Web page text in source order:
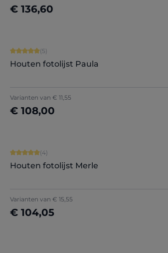
€ 136,60
Nu configureren
Gemiddelde waardering van 5 van 5 sterren
(5)
Houten fotolijst Paula
Varianten van € 11,55
€ 108,00
Nu configureren
Gemiddelde waardering van 5 van 5 sterren
(4)
Houten fotolijst Merle
Varianten van € 15,55
€ 104,05